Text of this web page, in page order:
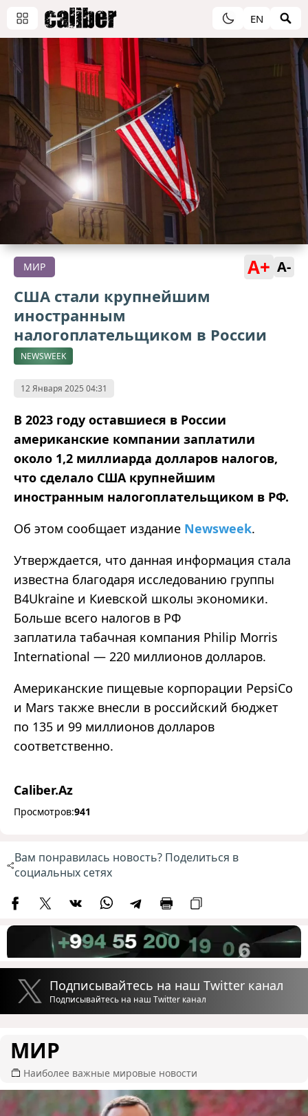
EN
МИР A+ A-
США стали крупнейшим
иностранным
налогоплательщиком в России
NEWSWEEK
12 Января 2025 04:31
В 2023 году оставшиеся в России
американские компании заплатили
около 1,2 миллиарда долларов налогов,
что сделало США крупнейшим
иностранным налогоплательщиком в РФ.
Об этом сообщает издание Newsweek.
Утверждается, что данная информация стала
известна благодаря исследованию группы
B4Ukraine и Киевской школы экономики.
Больше всего налогов в РФ
заплатила табачная компания Philip Morris
International — 220 миллионов долларов.
Американские пищевые корпорации PepsiCo
и Mars также внесли в российский бюджет
по 135 и 99 миллионов долларов
соответственно.
Caliber.Az
Просмотров:941
Вам понравилась новость? Поделиться в
социальных сетях
Подписывайтесь на наш Twitter канал
Подписывайтесь на наш Twitter канал
МИР
Наиболее важные мировые новости